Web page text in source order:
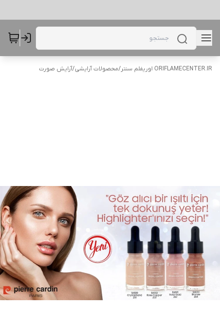
ORIFLAMECENTER.IR اوریفلم سنتر /محصولات آرایشی/آرایش صورت